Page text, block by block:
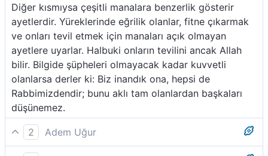
Diğer kısmıysa çeşitli manalara benzerlik gösterir
ayetlerdir. Yüreklerinde eğrilik olanlar, fitne çıkarmak
ve onları tevil etmek için manaları açık olmayan
ayetlere uyarlar. Halbuki onların tevilini ancak Allah
bilir. Bilgide şüpheleri olmayacak kadar kuvvetli
olanlarsa derler ki: Biz inandık ona, hepsi de
Rabbimizdendir; bunu aklı tam olanlardan başkaları
düşünemez.
2
Adem Uğur